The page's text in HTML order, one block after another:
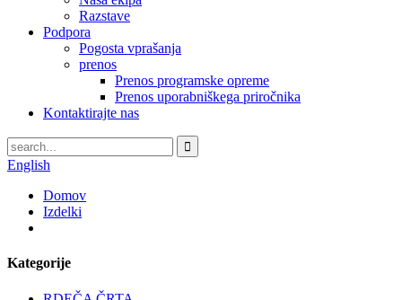
Razstave
Podpora
Pogosta vprašanja
prenos
Prenos programske opreme
Prenos uporabniškega priročnika
Kontaktirajte nas
English
Domov
Izdelki
Kategorije